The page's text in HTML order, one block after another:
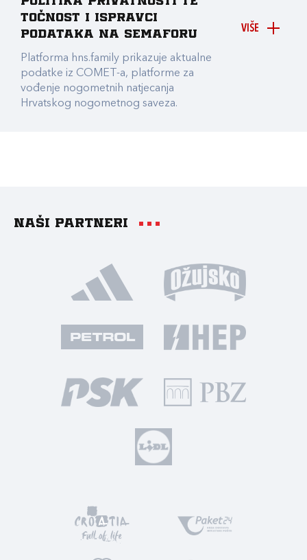
VIŠE
točnost i ispravci
podataka na Semaforu
Platforma hns.family prikazuje aktualne
podatke iz COMET-a, platforme za
vođenje nogometnih natjecanja
Hrvatskog nogometnog saveza.
Naši partneri